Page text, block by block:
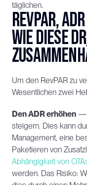
täglichen.
RevPAR,
Wie diese
Um den RevPAR zu
Wesentlichen zwei
Den ADR erhöhen —
steigern. Dies kann
Management, eine
Paketieren von
Abhängigkeit von
werden. Das Risiko: